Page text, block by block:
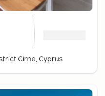
Girne, Cyprus